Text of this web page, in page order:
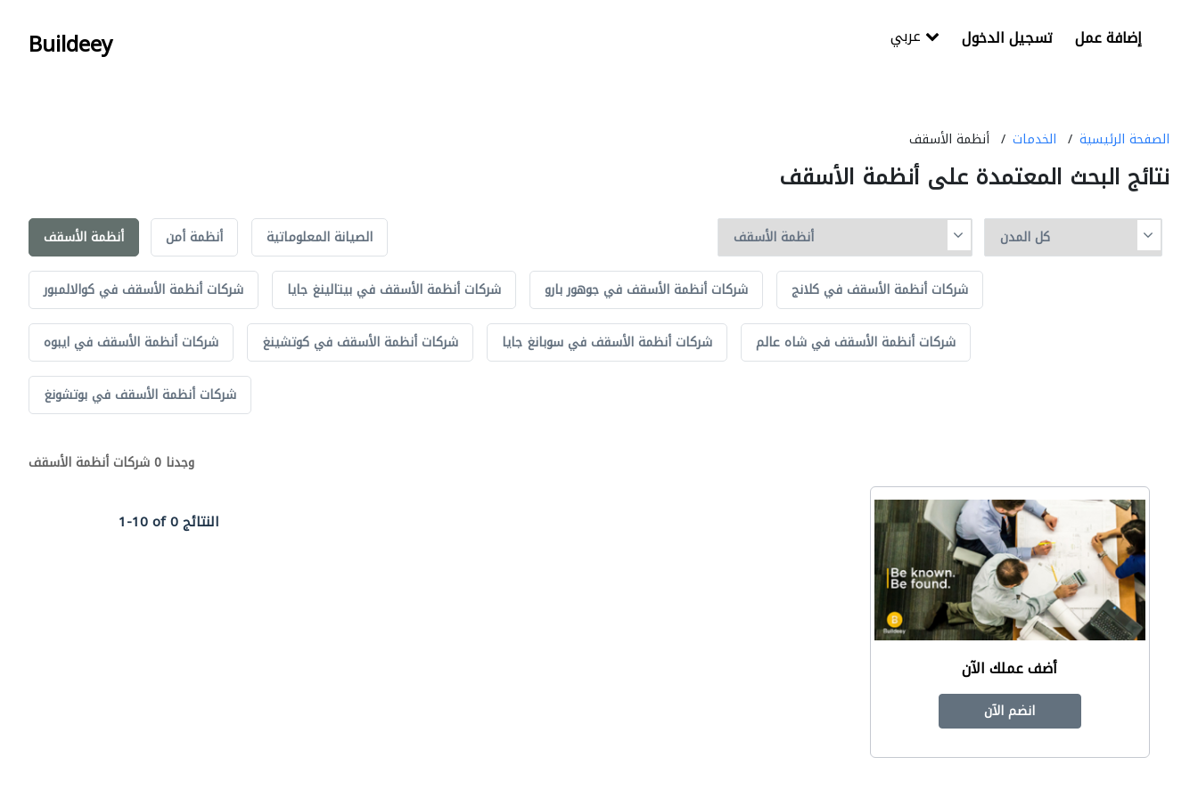
Buildeey تسجيل الدخول إضافة عمل
الصفحة الرئيسية الخدمات أنظمة الأسقف
نتائج البحث المعتمدة على أنظمة الأسقف
أنظمة الأسقف أنظمة أمن الصيانة المعلوماتية
شركات أنظمة الأسقف في كوالالمبور شركات أنظمة الأسقف في بيتالينغ جايا شركات أنظمة الأسقف في جوهور بارو شركات أنظمة الأسقف في كلانج
شركات أنظمة الأسقف في ايبوه شركات أنظمة الأسقف في كوتشينغ شركات أنظمة الأسقف في سوبانغ جايا شركات أنظمة الأسقف في شاه عالم
شركات أنظمة الأسقف في بوتشونغ
وجدنا 0 شركات أنظمة الأسقف
1-10 of 0 النتائج
أضف عملك الآن
انضم الآن